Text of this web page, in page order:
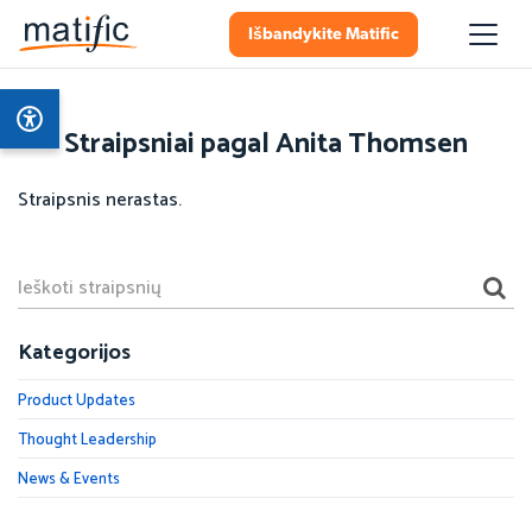
Išbandykite Matific
Straipsniai pagal Anita Thomsen
Straipsnis nerastas.
Kategorijos
Product Updates
Thought Leadership
News & Events